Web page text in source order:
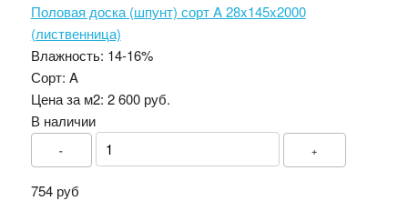
Половая доска (шпунт) сорт A 28x145x2000
(лиственница)
Влажность: 14-16%
Сорт: A
Цена за м2: 2 600 руб.
В наличии
- +
754 руб